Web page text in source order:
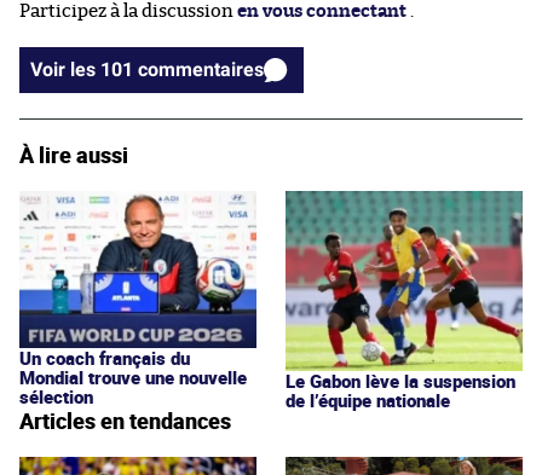
Participez à la discussion en vous connectant
Voir les 101 commentaires
À lire aussi
Un coach français du
Mondial trouve une nouvelle
sélection
Le Gabon lève la suspension
de l’équipe nationale
Articles en tendances